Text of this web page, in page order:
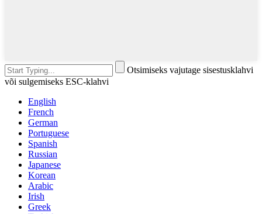
Otsimiseks vajutage sisestusklahvi
või sulgemiseks ESC-klahvi
English
French
German
Portuguese
Spanish
Russian
Japanese
Korean
Arabic
Irish
Greek